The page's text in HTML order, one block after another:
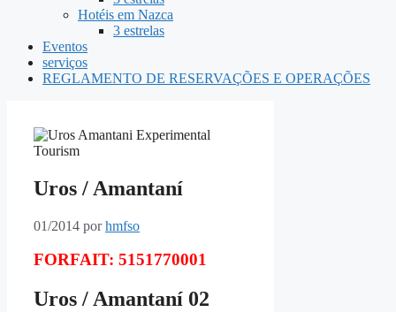
Hotéis em Nazca
3 estrelas
Eventos
serviços
REGLAMENTO DE RESERVAÇÕES E OPERAÇÕES
Uros / Amantaní
01/2014 porhmfso
FORFAIT: 5151770001
Uros / Amantaní 02